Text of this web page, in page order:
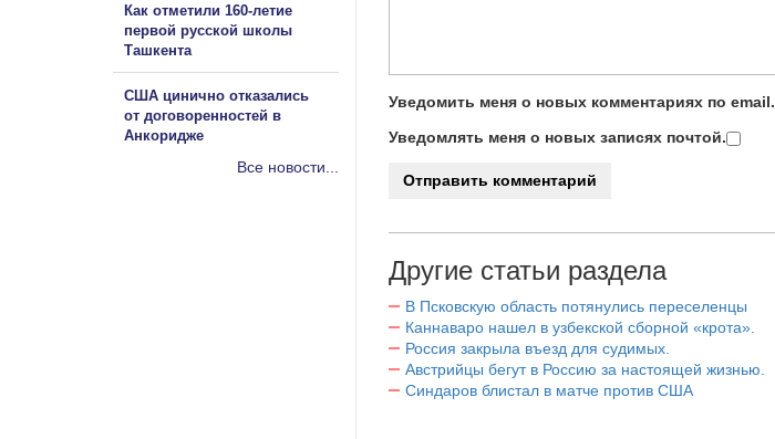
Уведомить меня о новых комментариях по email.
Уведомлять меня о новых записях почтой.
Другие статьи раздела
В Псковскую область потянулись переселенцы
Каннаваро нашел в узбекской сборной «крота».
Россия закрыла въезд для судимых.
Австрийцы бегут в Россию за настоящей жизнью.
Синдаров блистал в матче против США
Как отметили 160-летие
первой русской школы
Ташкента
США цинично отказались
от договоренностей в
Анкоридже
Все новости...